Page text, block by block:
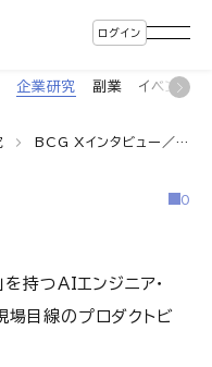
ログイン
企業研究 副業 イベント
BCG Xインタビュー／「経営視点」を持つAIエンジニア・データサイエンティストが集合し、現場目線のプロダクトビルディングで企業の変革を支える
0
持つAIエンジニア・
場目線のプロダクトビ